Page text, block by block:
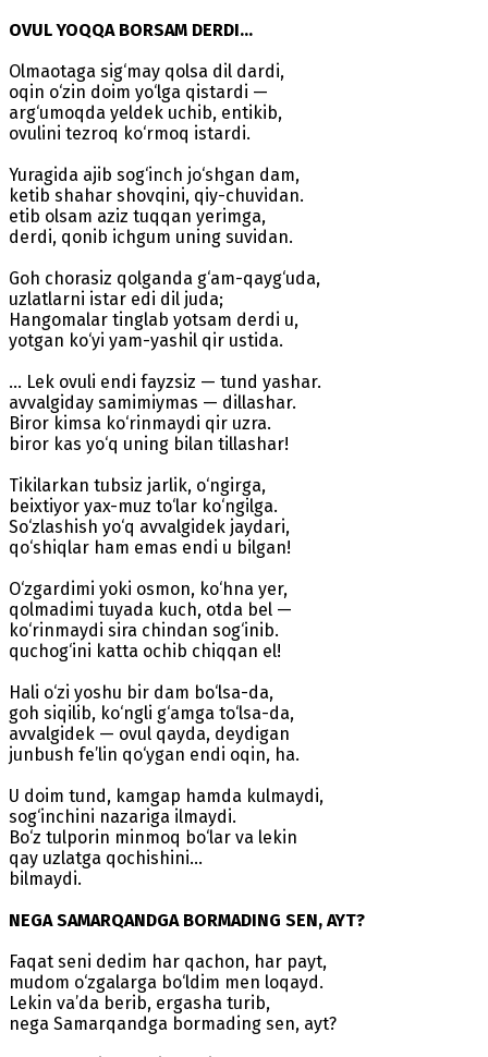
OVUL YOQQA BORSAM DERDI...
Olmaotaga sig‘may qolsa dil dardi,
oqin o‘zin doim yo‘lga qistardi —
arg‘umoqda yeldek uchib, entikib,
ovulini tezroq ko‘rmoq istardi.
Yuragida ajib sog‘inch jo‘shgan dam,
ketib shahar shovqini, qiy-chuvidan.
etib olsam aziz tuqqan yerimga,
derdi, qonib ichgum uning suvidan.
Goh chorasiz qolganda g‘am-qayg‘uda,
uzlatlarni istar edi dil juda;
Hangomalar tinglab yotsam derdi u,
yotgan ko‘yi yam-yashil qir ustida.
... Lek ovuli endi fayzsiz — tund yashar.
avvalgiday samimiymas — dillashar.
Biror kimsa ko‘rinmaydi qir uzra.
biror kas yo‘q uning bilan tillashar!
Tikilarkan tubsiz jarlik, o‘ngirga,
beixtiyor yax-muz to‘lar ko‘ngilga.
So‘zlashish yo‘q avvalgidek jaydari,
qo‘shiqlar ham emas endi u bilgan!
O‘zgardimi yoki osmon, ko‘hna yer,
qolmadimi tuyada kuch, otda bel —
ko‘rinmaydi sira chindan sog‘inib.
quchog‘ini katta ochib chiqqan el!
Hali o‘zi yoshu bir dam bo‘lsa-da,
goh siqilib, ko‘ngli g‘amga to‘lsa-da,
avvalgidek — ovul qayda, deydigan
junbush fe’lin qo‘ygan endi oqin, ha.
U doim tund, kamgap hamda kulmaydi,
sog‘inchini nazariga ilmaydi.
Bo‘z tulporin minmoq bo‘lar va lekin
qay uzlatga qochishini...
bilmaydi.
NEGA SAMARQANDGA BORMADING SEN, AYT?
Faqat seni dedim har qachon, har payt,
mudom o‘zgalarga bo‘ldim men loqayd.
Lekin va’da berib, ergasha turib,
nega Samarqandga bormading sen, ayt?